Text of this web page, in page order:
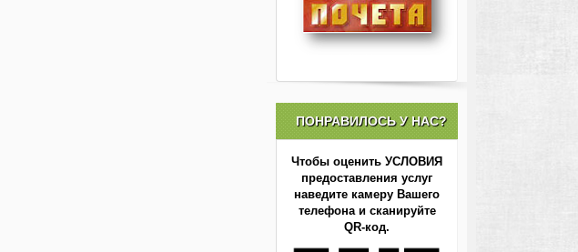
ПОНРАВИЛОСЬ У НАС?
Чтобы оценить УСЛОВИЯ
предоставления услуг
наведите камеру Вашего
телефона и сканируйте
QR-код.